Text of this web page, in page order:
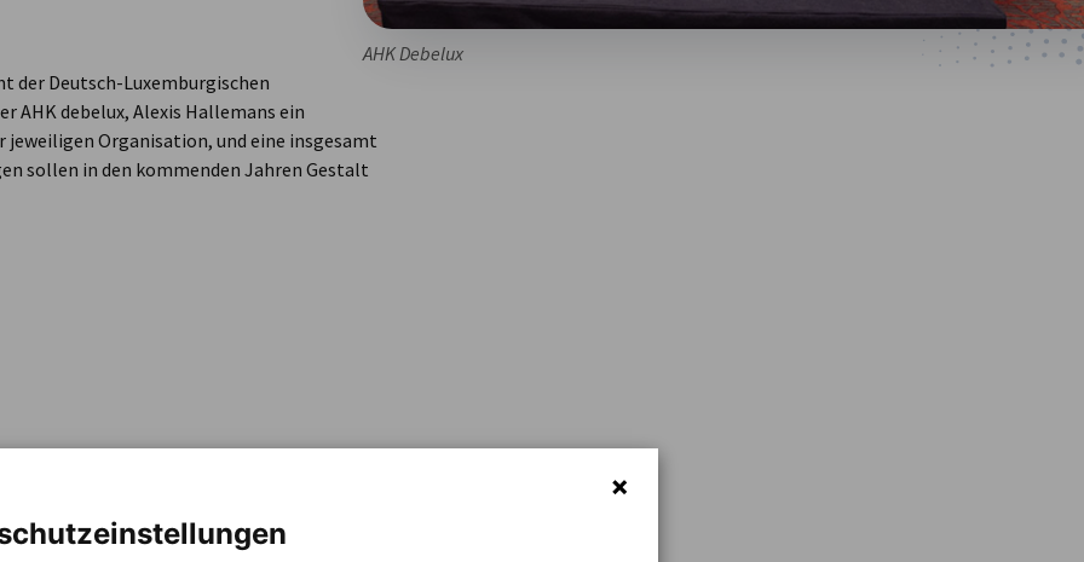
AHK Debelux
der Deutsch-Luxemburgischen
AHK debelux, Alexis Hallemans ein
jeweiligen Organisation, und eine insgesamt
sollen in den kommenden Jahren Gestalt